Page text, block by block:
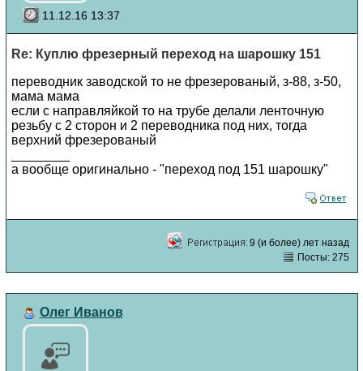
11.12.16 13:37
Re: Куплю фрезерный переход на шарошку 151
переводник заводской то не фрезерованый, з-88, з-50,
мама мама
если с направляйкой то на трубе делали ленточную
резьбу с 2 сторон и 2 переводника под них, тогда
верхний фрезерованый
а вообще оригинально - "переход под 151 шарошку"
9 (и более) лет назад
Посты: 275
Олег Иванов